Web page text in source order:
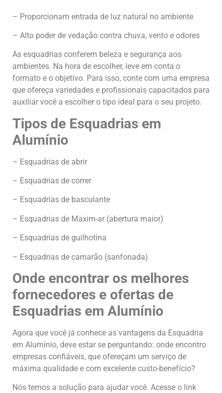
– Proporcionam entrada de luz natural no ambiente
– Alto poder de vedação contra chuva, vento e odores
As esquadrias conferem beleza e segurança aos
ambientes. Na hora de escolher, leve em conta o
formato e o objetivo. Para isso, conte com uma empresa
que ofereça variedades e profissionais capacitados para
auxiliar você a escolher o tipo ideal para o seu projeto.
Tipos de Esquadrias em
Alumínio
– Esquadrias de abrir
– Esquadrias de correr
– Esquadrias de basculante
– Esquadrias de Maxim-ar (abertura maior)
– Esquadrias de guilhotina
– Esquadrias de camarão (sanfonada)
Onde encontrar os melhores
fornecedores e ofertas de
Esquadrias em Alumínio
Agora que você já conhece as vantagens da Esquadria
em Alumínio, deve estar se perguntando: onde encontro
empresas confiáveis, que ofereçam um serviço de
máxima qualidade e com excelente custo-benefício?
Nós temos a solução para ajudar você. Acesse o link